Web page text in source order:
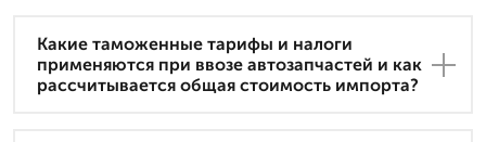
Какие таможенные тарифы и налоги
применяются при ввозе автозапчастей и как
рассчитывается общая стоимость импорта?